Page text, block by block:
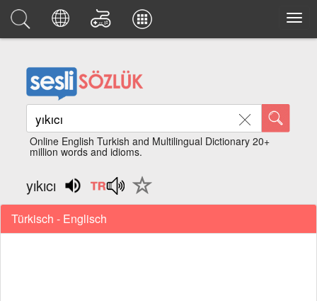
Online English Turkish and Multilingual Dictionary 20+
million words and idioms.
yıkıcı
Türkisch - Englisch